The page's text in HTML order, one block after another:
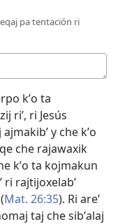
pa tentación ri
kʼo ta
riʼ, ri Jesús
y che kʼo
che rajawaxik
kʼo ta kojmakun
ri rajtijoxelabʼ
Mat. 26:35). Ri areʼ
taj che sibʼalaj